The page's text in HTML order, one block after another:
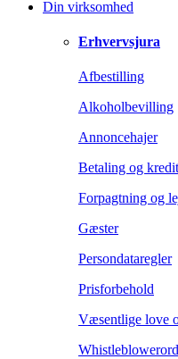
Din virksomhed
Erhvervsjura
Afbestilling
Alkoholbevilling
Annoncehajer
Betaling og
Forpagtning og
Gæster
Persondataregler
Prisforbehold
Væsentlige love